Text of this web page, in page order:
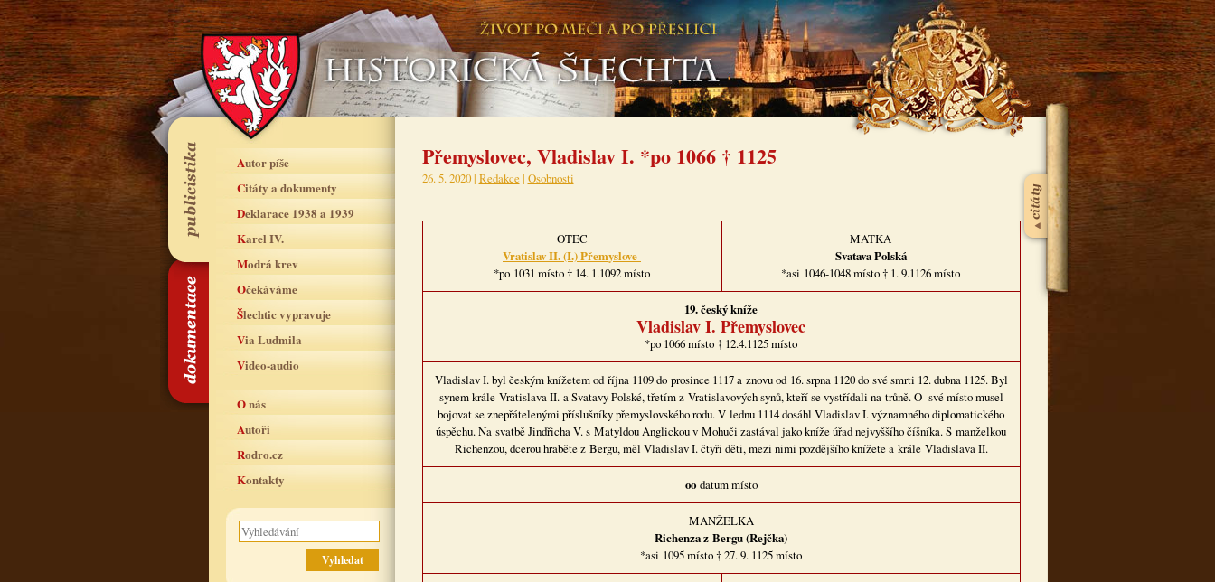
Autor píše
Citáty a dokumenty
Deklarace 1938 a 1939
Karel IV.
Modrá krev
Očekáváme
Šlechtic vypravuje
Via Ludmila
Video-audio
O nás
Autoři
Rodro.cz
Kontakty
Přemyslovec, Vladislav I. *po 1066 † 1125
26. 5. 2020 | Redakce | Osobnosti
OTEC
Vratislav II. (I.) Přemyslove
*po 1031 místo † 14. 1.1092 místo
MATKA
Svatava Polská
*asi 1046-1048 místo † 1. 9.1126 místo
19. český kníže
Vladislav I. Přemyslovec
*po 1066 místo † 12.4.1125 místo
Vladislav I. byl českým knížetem od října 1109 do prosince 1117 a znovu od 16. srpna 1120 do své smrti 12. dubna 1125. Byl
synem krále Vratislava II. a Svatavy Polské, třetím z Vratislavových synů, kteří se vystřídali na trůně. O své místo musel
bojovat se znepřátelenými příslušníky přemyslovského rodu. V lednu 1114 dosáhl Vladislav I. významného diplomatického
úspěchu. Na svatbě Jindřicha V. s Matyldou Anglickou v Mohuči zastával jako kníže úřad nejvyššího číšníka. S manželkou
Richenzou, dcerou hraběte z Bergu, měl Vladislav I. čtyři děti, mezi nimi pozdějšího knížete a krále Vladislava II.
oo datum místo
MANŽELKA
Richenza z Bergu (Rejčka)
*asi 1095 místo † 27. 9. 1125 místo